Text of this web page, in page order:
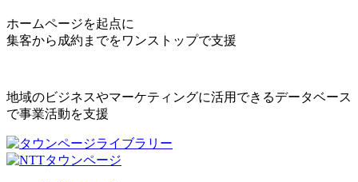
ホームページを起点に
集客から成約までをワンストップで支援
地域のビジネスやマーケティングに活用できるデータベース
で事業活動を支援